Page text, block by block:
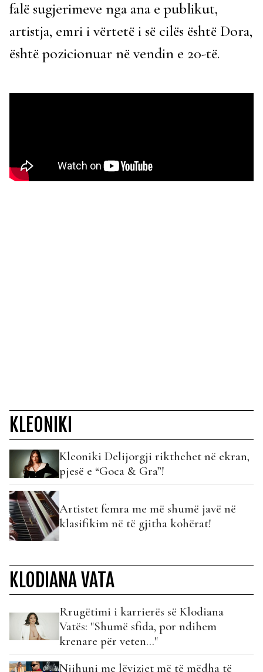
falë sugjerimeve nga ana e publikut,
artistja, emri i vërtetë i së cilës është Dora,
është pozicionuar në vendin e 20-të.
KLEONIKI
Kleoniki Delijorgji rikthehet në ekran,
pjesë e “Goca & Gra”!
Artistet femra me më shumë javë në
klasifikim në të gjitha kohërat!
KLODIANA VATA
Rrugëtimi i karrierës së Klodiana
Vatës: "Shumë sfida, por ndihem
krenare për veten..."
Njihuni me lëvizjet më të mëdha të